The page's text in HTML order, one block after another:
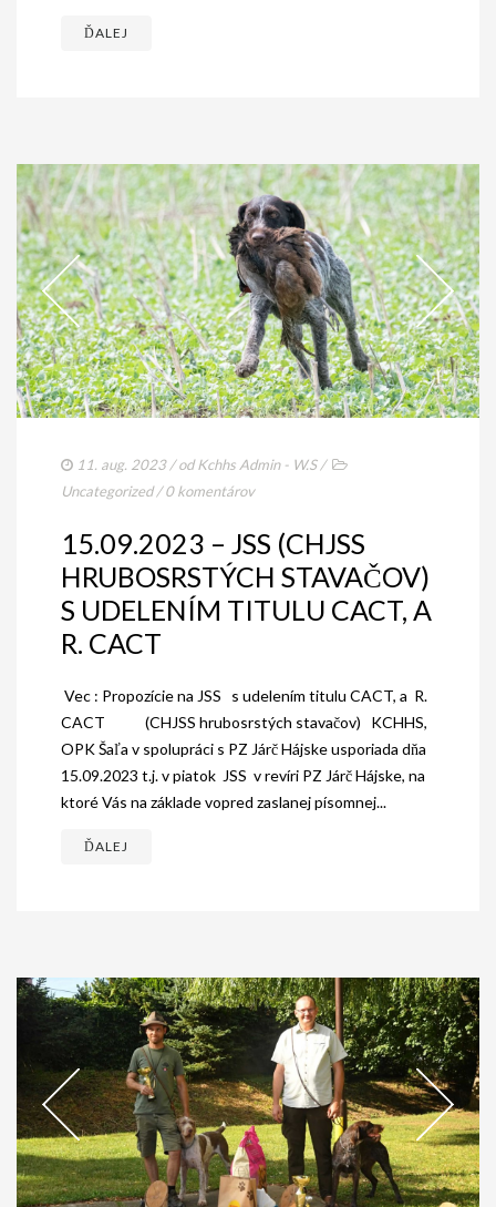
ĎALEJ
11. aug. 2023/ odKchhs Admin - W.S/
Uncategorized/0 komentárov
15.09.2023 – JSS (CHJSS
HRUBOSRSTÝCH STAVAČOV)
S UDELENÍM TITULU CACT, A
R. CACT
Vec : Propozície na JSS s udelením titulu CACT, a R.
CACT (CHJSS hrubosrstých stavačov) KCHHS,
OPK Šaľa v spolupráci s PZ Járč Hájske usporiada dňa
15.09.2023 t.j. v piatok JSS v revíri PZ Járč Hájske, na
ktoré Vás na základe vopred zaslanej písomnej...
ĎALEJ